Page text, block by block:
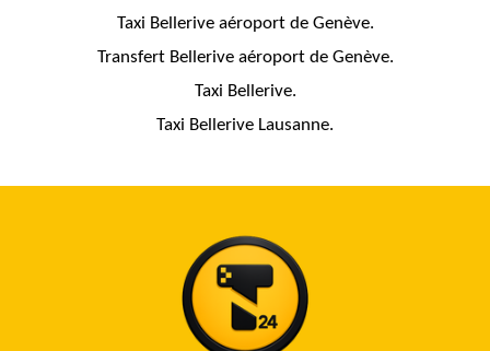
Taxi Bellerive aéroport de Genève.
Transfert Bellerive aéroport de Genève.
Taxi Bellerive.
Taxi Bellerive Lausanne.